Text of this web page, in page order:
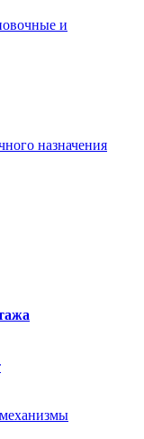
и
назначения